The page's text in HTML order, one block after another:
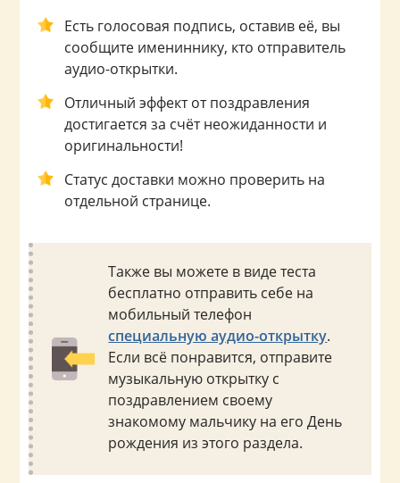
Есть голосовая подпись, оставив её, вы
сообщите имениннику, кто отправитель
аудио-открытки.
Отличный эффект от поздравления
достигается за счёт неожиданности и
оригинальности!
Статус доставки можно проверить на
отдельной странице.
Также вы можете в виде теста
бесплатно отправить себе на
мобильный телефон
специальную аудио-открытку.
Если всё понравится, отправите
музыкальную открытку с
поздравлением своему
знакомому мальчику на его День
рождения из этого раздела.